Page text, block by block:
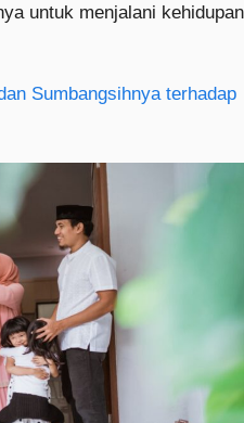
untuk menjalani kehidupan
Sumbangsihnya terhadap